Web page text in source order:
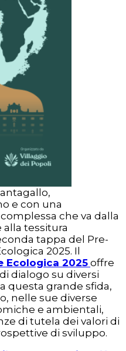
e con una
che va dalla
tessitura
tappa del Pre-
2025. Il
Ecologica 2025 offre
dialogo su diversi
questa grande sfida,
nelle sue diverse
e ambientali,
di tutela dei valori di
di sviluppo.